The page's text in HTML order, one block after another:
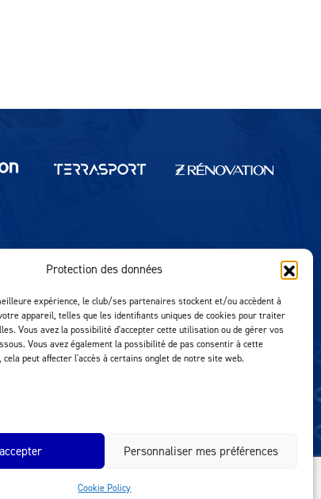
Protection des données
expérience, le club/ses partenaires stockent et/ou accèdent à
appareil, telles que les identifiants uniques de cookies pour traiter
Vous avez la possibilité d'accepter cette utilisation ou de gérer vos
Vous avez également la possibilité de pas consentir à cette
peut affecter l'accès à certains onglet de notre site web.
Personnaliser mes préférences
Cookie Policy